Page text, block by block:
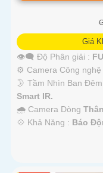
Giá
👁️‍🗨 Độ Phân giải :
⚙ Camera Công nghệ
🌛 Tầm Nhìn Ban
Smart IR.
🌧️ Camera Dòng
️💠 Khả Năng : Báo